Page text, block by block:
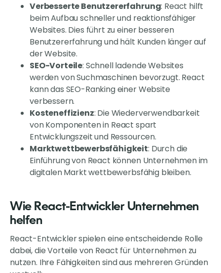
Verbesserte Benutzererfahrung: React hilft
beim Aufbau schneller und reaktionsfähiger
Websites. Dies führt zu einer besseren
Benutzererfahrung und hält Kunden länger auf
der Website.
SEO-Vorteile: Schnell ladende Websites
werden von Suchmaschinen bevorzugt. React
kann das SEO-Ranking einer Website
verbessern.
Kosteneffizienz: Die Wiederverwendbarkeit
von Komponenten in React spart
Entwicklungszeit und Ressourcen.
Marktwettbewerbsfähigkeit: Durch die
Einführung von React können Unternehmen im
digitalen Markt wettbewerbsfähig bleiben.
Wie React-Entwickler Unternehmen
helfen
React-Entwickler spielen eine entscheidende Rolle
dabei, die Vorteile von React für Unternehmen zu
nutzen. Ihre Fähigkeiten sind aus mehreren Gründen